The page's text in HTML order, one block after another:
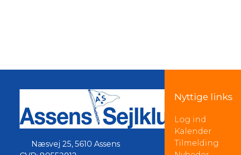
Næsvej 25, 5610 Assens
Nyttige links
Log ind
Kalender
Tilmelding